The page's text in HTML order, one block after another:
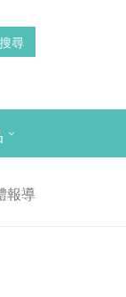
搜尋
報導